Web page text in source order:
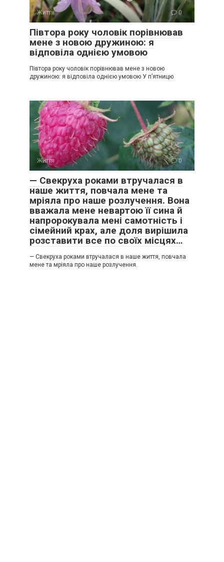
Життя 0
Півтора року чоловік порівнював
мене з новою дружиною: я
відповіла однією умовою
Півтора року чоловік порівнював мене з новою
дружиною: я відповіла однією умовою У п’ятницю
Життя 0
— Свекруха роками втручалася в
наше життя, повчала мене та
мріяла про наше розлучення. Вона
вважала мене невартою її сина й
напророкувала мені самотність і
сімейний крах, але доля вирішила
розставити все по своїх місцях…
— Свекруха роками втручалася в наше життя, повчала
мене та мріяла про наше розлучення.